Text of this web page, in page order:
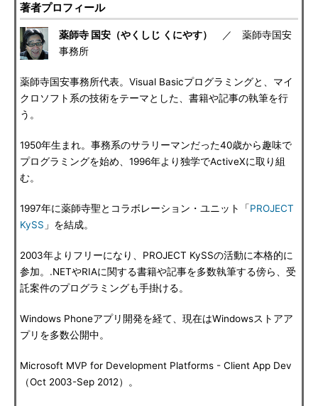
著者プロフィール
薬師寺 国安（やくしじ くにやす）
／ 薬師寺国安
事務所
薬師寺国安事務所代表。Visual Basicプログラミングと、マイ
クロソフト系の技術をテーマとした、書籍や記事の執筆を行
う。
1950年生まれ。事務系のサラリーマンだった40歳から趣味で
プログラミングを始め、1996年より独学でActiveXに取り組
む。
1997年に薬師寺聖とコラボレーション・ユニット「PROJECT
KySS 」を結成。
2003年よりフリーになり、PROJECT KySSの活動に本格的に
参加。.NETやRIAに関する書籍や記事を多数執筆する傍ら、受
託案件のプログラミングも手掛ける。
Windows Phoneアプリ開発を経て、現在はWindowsストアア
プリを多数公開中。
Microsoft MVP for Development Platforms - Client App Dev
（Oct 2003-Sep 2012）。